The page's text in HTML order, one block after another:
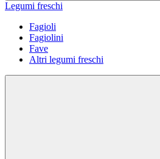
Legumi freschi
Fagioli
Fagiolini
Fave
Altri legumi freschi